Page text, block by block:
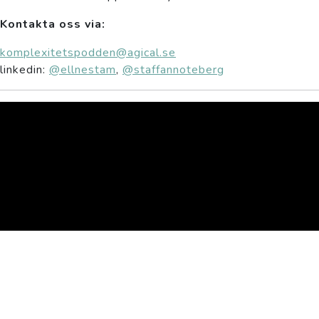
Kontakta oss via:
komplexitetspodden@agical.se
linkedin: @ellnestam, @staffannoteberg